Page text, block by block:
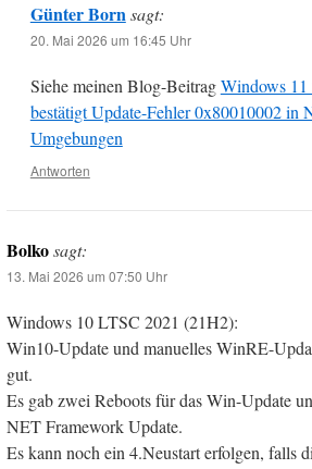
Günter Born sagt:
20. Mai 2026 um 16:45 Uhr
Siehe meinen Blog-BeitragWindows
bestätigt Update-Fehler 0x80010002 in
Umgebungen
Antworten
Bolkosagt:
13. Mai 2026 um 07:50 Uhr
Windows 10 LTSC 2021 (21H2):
Win10-Update und manuelles WinRE-
gut.
Es gab zwei Reboots für das Win-Update
NET Framework Update.
Es kann noch ein 4.Neustart erfolgen, falls